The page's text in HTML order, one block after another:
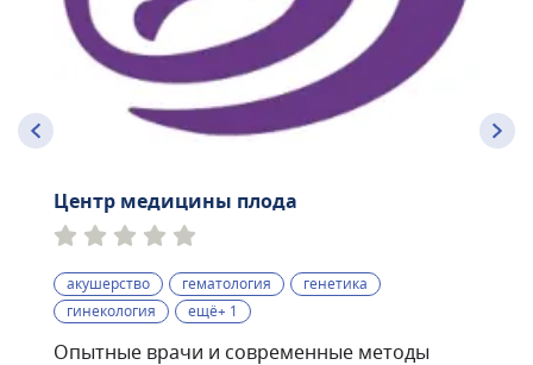
Центр медицины плода
акушерство гематология
генетика
гинекология
ещё+ 1
Опытные врачи и современные методы